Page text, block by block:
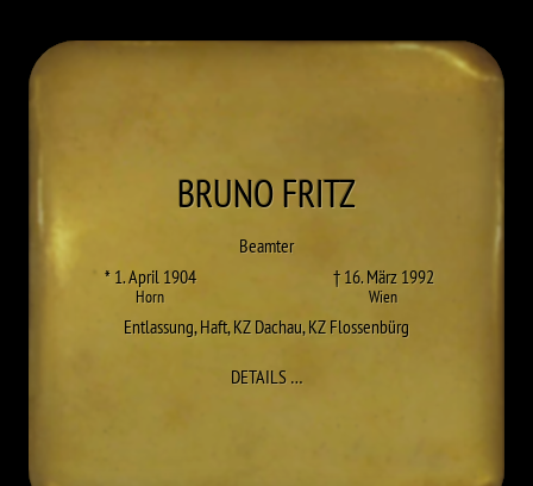
BRUNOFRITZ
Beamter
* 1. April 1904
Horn
† 16. März 1992
Wien
Entlassung,Haft,KZ Dachau,KZ Flossenbürg
DETAILS…ZU BRUNO FRITZ